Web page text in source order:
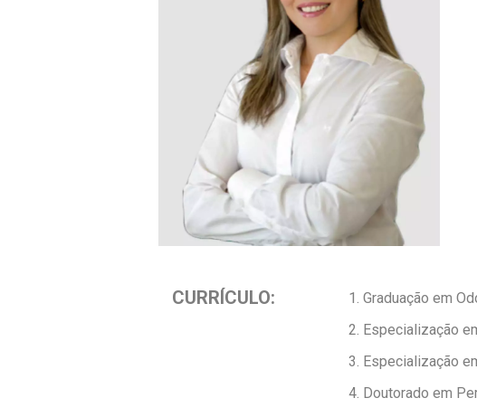
CURRÍCULO:
Graduação em
Especialização
Especialização
Doutorado em